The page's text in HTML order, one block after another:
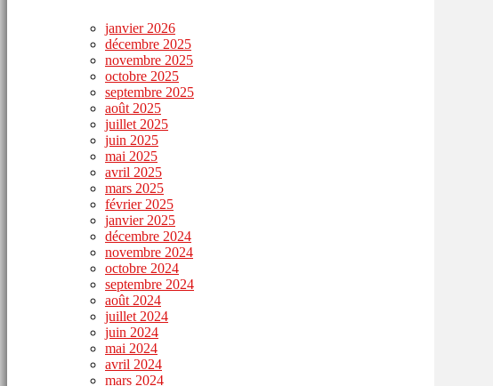
janvier 2026
décembre 2025
novembre 2025
octobre 2025
septembre 2025
août 2025
juillet 2025
juin 2025
mai 2025
avril 2025
mars 2025
février 2025
janvier 2025
décembre 2024
novembre 2024
octobre 2024
septembre 2024
août 2024
juillet 2024
juin 2024
mai 2024
avril 2024
mars 2024